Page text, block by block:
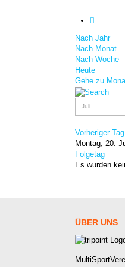
Nach Jahr
Nach Monat
Nach Woche
Heute
Gehe zu
Vorheriger Tag
Montag, 20.
Folgetag
Es wurden
ÜBER UNS